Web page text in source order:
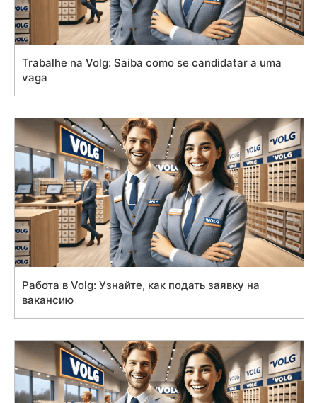
Trabalhe na Volg: Saiba como se candidatar a uma
vaga
Работа в Volg: Узнайте, как подать заявку на
вакансию